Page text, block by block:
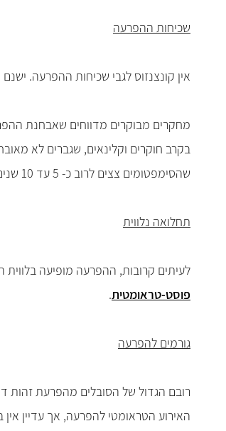
שכיחות ההפרעה
אין קונצנזוס לגבי שכיחות ההפרעה.
שהסימפטומים צצים לרוב כ- 5 עד 10 שנים קודם לאבחנה.
תחלואה נלווית
לעיתים קרובות, ההפרעה מופיעה
פוסט-טראומטית.
גורמים להפרעה
רובם הגדול של הסובלים מהפרעת זהות
האירוע הטראומטי להפרעה, אך עדיין